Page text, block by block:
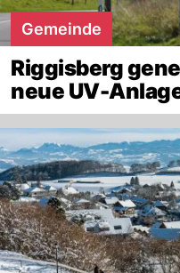
Gemeinde
Riggisberg
neue UV-